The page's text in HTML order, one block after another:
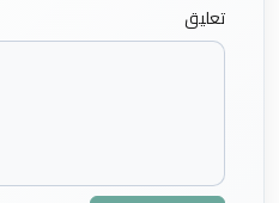
تعليق